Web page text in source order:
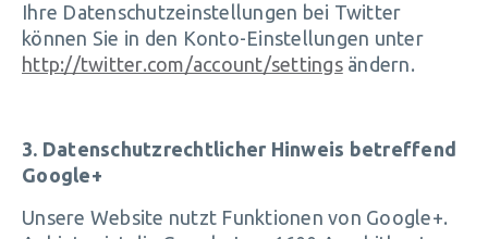
Ihre Datenschutzeinstellungen bei Twitter
können Sie in den Konto-Einstellungen unter
http://twitter.com/account/settingsändern.
3. Datenschutzrechtlicher Hinweis betreffend
Google+
Unsere Website nutzt Funktionen von Google+.